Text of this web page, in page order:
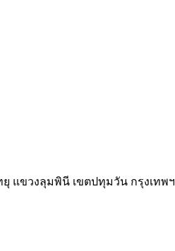
แขวงลุมพินี เขตปทุมวัน กรุงเทพฯ